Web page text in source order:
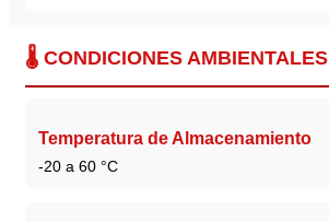
🌡️ CONDICIONES AMBIENTALES
Temperatura de Almacenamiento
-20 a 60 °C